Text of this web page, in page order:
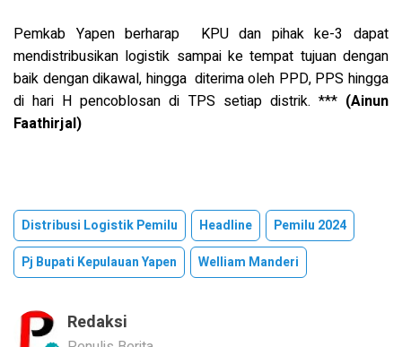
Pemkab Yapen berharap KPU dan pihak ke-3 dapat
mendistribusikan logistik sampai ke tempat tujuan dengan
baik dengan dikawal, hingga diterima oleh PPD, PPS hingga
di hari H pencoblosan di TPS setiap distrik. *** (Ainun
Faathirjal)
Distribusi Logistik Pemilu Headline
Pemilu 2024
Pj Bupati Kepulauan Yapen
Welliam Manderi
Redaksi